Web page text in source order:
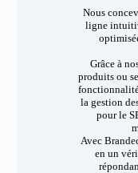
Nous
ligne
Grâce à
produits ou
la gestion
pour le
Avec
en un